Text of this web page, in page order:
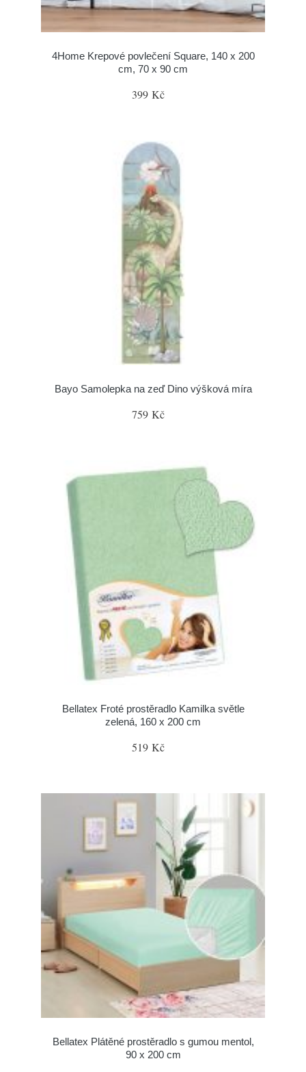
4Home Krepové povlečení Square, 140 x 200
cm, 70 x 90 cm
399 Kč
Bayo Samolepka na zeď Dino výšková míra
759 Kč
Bellatex Froté prostěradlo Kamilka světle
zelená, 160 x 200 cm
519 Kč
Bellatex Plátěné prostěradlo s gumou mentol,
90 x 200 cm